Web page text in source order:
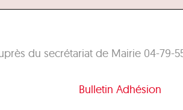
du secrétariat de Mairie 04-79-
Bulletin Adhésion